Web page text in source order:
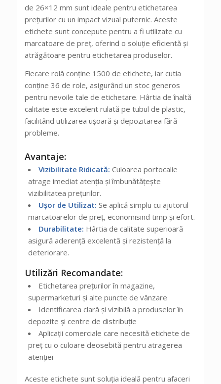
de 26×12 mm sunt ideale pentru etichetarea
prețurilor cu un impact vizual puternic. Aceste
etichete sunt concepute pentru a fi utilizate cu
marcatoare de preț, oferind o soluție eficientă și
atrăgătoare pentru etichetarea produselor.
Fiecare rolă conține 1500 de etichete, iar cutia
conține 36 de role, asigurând un stoc generos
pentru nevoile tale de etichetare. Hârtia de înaltă
calitate este excelent rulată pe tubul de plastic,
facilitând utilizarea ușoară și depozitarea fără
probleme.
Avantaje:
Vizibilitate Ridicată: Culoarea portocalie
atrage imediat atenția și îmbunătățește
vizibilitatea prețurilor.
Ușor de Utilizat: Se aplică simplu cu ajutorul
marcatoarelor de preț, economisind timp și efort.
Durabilitate: Hârtia de calitate superioară
asigură aderență excelentă și rezistență la
deteriorare.
Utilizări Recomandate:
Etichetarea prețurilor în magazine,
supermarketuri și alte puncte de vânzare
Identificarea clară și vizibilă a produselor în
depozite și centre de distribuție
Aplicații comerciale care necesită etichete de
preț cu o culoare deosebită pentru atragerea
atenției
Aceste etichete sunt soluția ideală pentru afaceri